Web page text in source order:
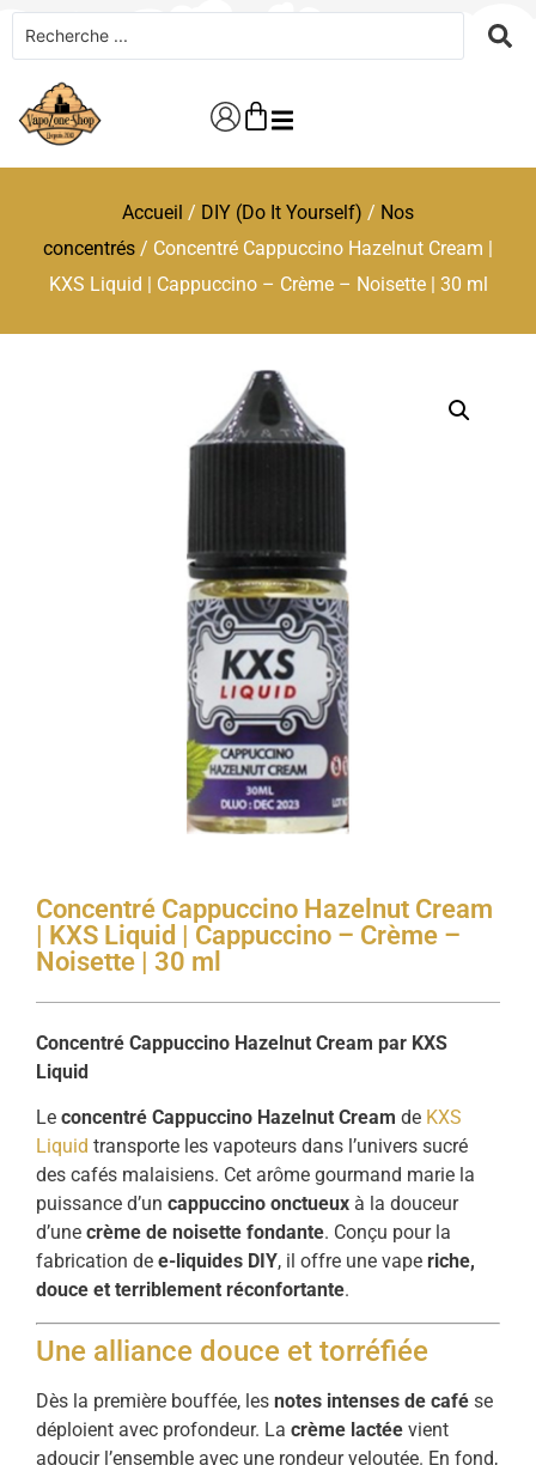
Accueil / DIY (Do It Yourself) / Nos
concentrés / Concentré Cappuccino Hazelnut Cream |
KXS Liquid | Cappuccino – Crème – Noisette | 30 ml
Concentré Cappuccino Hazelnut Cream
| KXS Liquid | Cappuccino – Crème –
Noisette | 30 ml
Concentré Cappuccino Hazelnut Cream par KXS
Liquid
Le concentré Cappuccino Hazelnut Cream de KXS
Liquid transporte les vapoteurs dans l’univers sucré
des cafés malaisiens. Cet arôme gourmand marie la
puissance d’un cappuccino onctueux à la douceur
d’une crème de noisette fondante. Conçu pour la
fabrication de e-liquides DIY, il offre une vape riche,
douce et terriblement réconfortante.
Une alliance douce et torréfiée
Dès la première bouffée, les notes intenses de café se
déploient avec profondeur. La crème lactée vient
adoucir l’ensemble avec une rondeur veloutée. En fond,